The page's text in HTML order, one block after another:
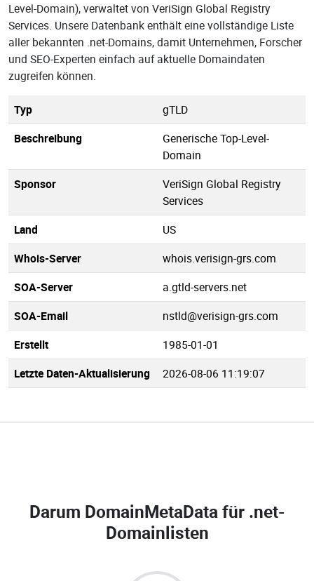
Level-Domain), verwaltet von VeriSign Global Registry
Services. Unsere Datenbank enthält eine vollständige Liste
aller bekannten .net-Domains, damit Unternehmen, Forscher
und SEO-Experten einfach auf aktuelle Domaindaten
zugreifen können.
Typ
gTLD
Beschreibung
Generische Top-Level-
Domain
Sponsor
VeriSign Global Registry
Services
Land
US
Whois-Server
whois.verisign-grs.com
SOA-Server
a.gtld-servers.net
SOA-Email
nstld@verisign-grs.com
Erstellt
1985-01-01
Letzte Daten-Aktualisierung
2026-08-06 11:19:07
Darum DomainMetaData für .net-
Domainlisten